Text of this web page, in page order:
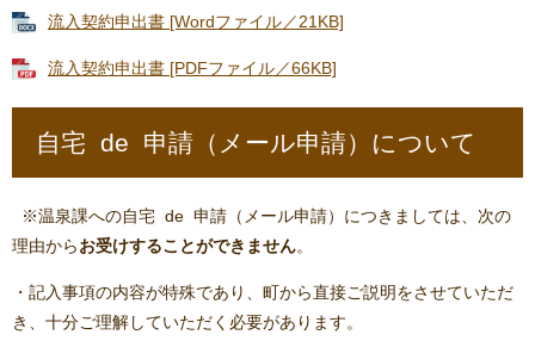
流入契約申出書 [Wordファイル／21KB]
流入契約申出書 [PDFファイル／66KB]
自宅 de 申請（メール申請）について
※温泉課への自宅 de 申請（メール申請）につきましては、次の
理由からお受けすることができません。
・記入事項の内容が特殊であり、町から直接ご説明をさせていただ
き、十分ご理解していただく必要があります。